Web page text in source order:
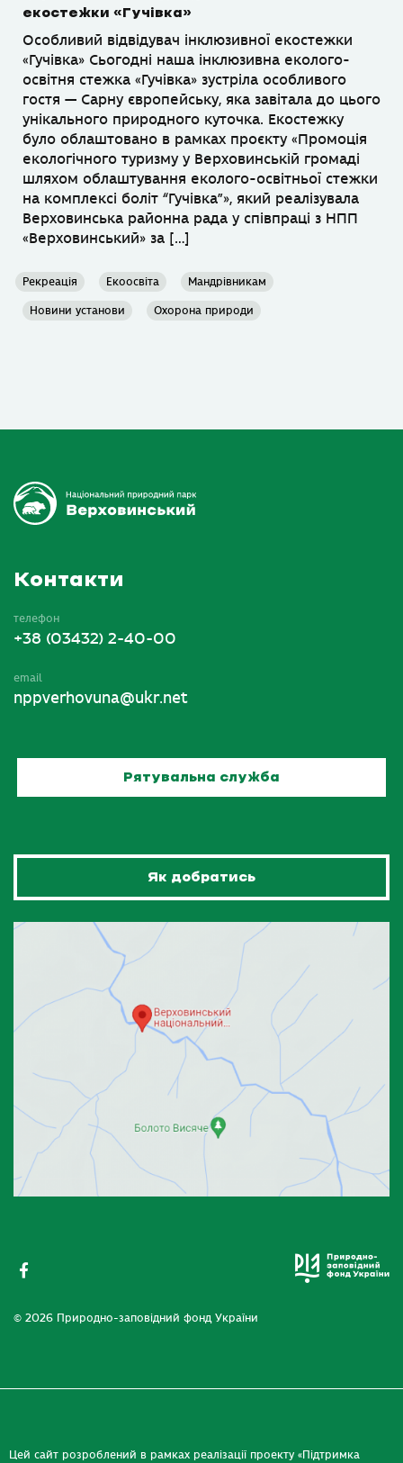
екостежки «Гучівка»
Особливий відвідувач інклюзивної екостежки
«Гучівка» Сьогодні наша інклюзивна еколого-
освітня стежка «Гучівка» зустріла особливого
гостя — Сарну європейську, яка завітала до цього
унікального природного куточка. Екостежку
було облаштовано в рамках проєкту «Промоція
екологічного туризму у Верховинській громаді
шляхом облаштування еколого-освітньої стежки
на комплексі боліт “Гучівка”», який реалізувала
Верховинська районна рада у співпраці з НПП
«Верховинський» за […]
Рекреація Екоосвіта Мандрівникам
Новини установи Охорона природи
Контакти
телефон
+38 (03432) 2-40-00
email
nppverhovuna@ukr.net
Рятувальна служба
Як добратись
© 2026 Природно-заповідний фонд України
Цей сайт розроблений в рамках реалізації проекту «Підтримка